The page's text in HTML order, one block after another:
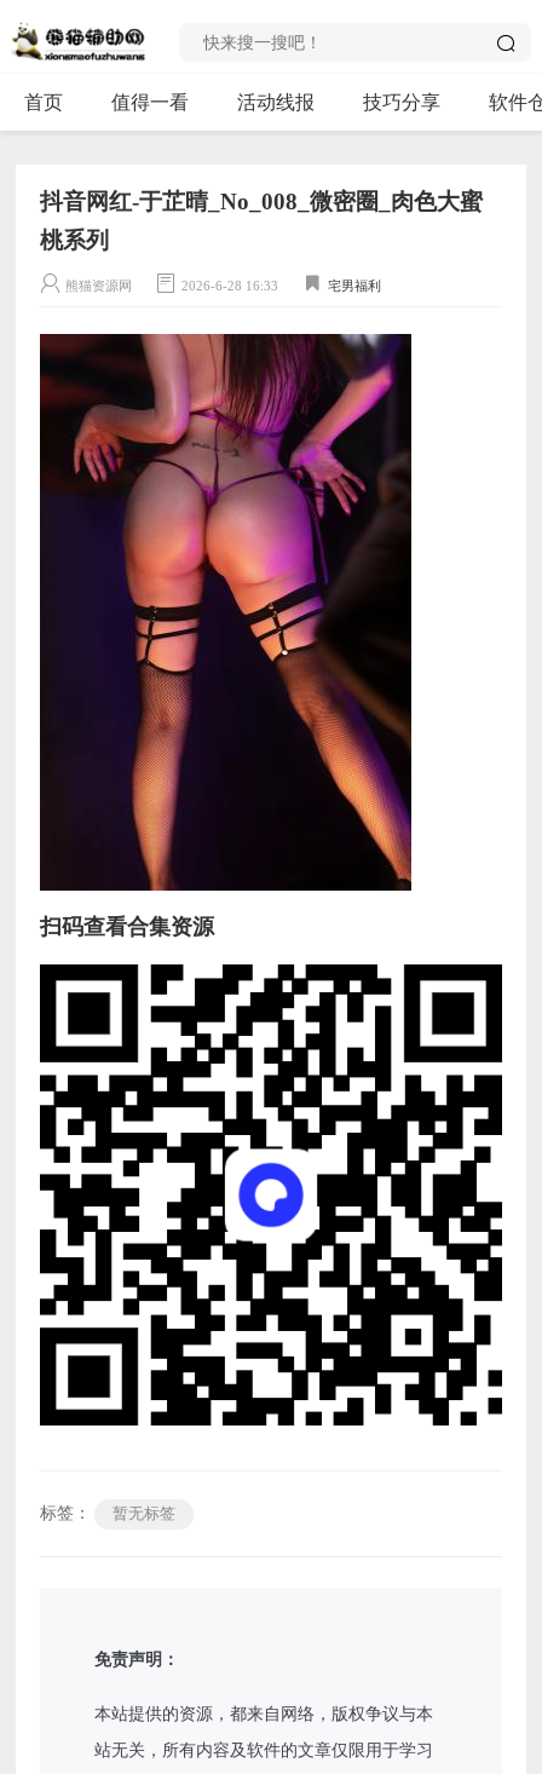
首页 值得一看 活动线报 技巧分享 软件
抖音网红-于芷晴_No_008_微密圈_肉色大蜜
桃系列
熊猫资源网 2026-6-28 16:33 宅男福利
扫码查看合集资源
标签： 暂无标签
免责声明：
本站提供的资源，都来自网络，版权争议与本
站无关，所有内容及软件的文章仅限用于学习